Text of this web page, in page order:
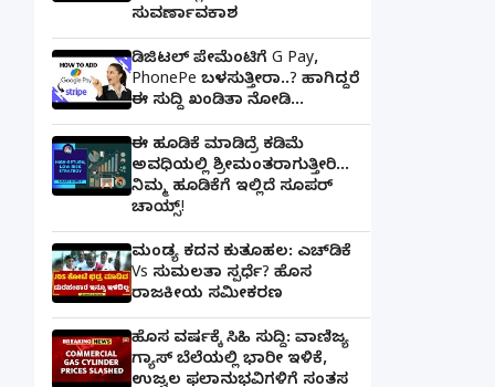
ಸುವರ್ಣಾವಕಾಶ
ಡಿಜಿಟಲ್ ಪೇಮೆಂಟಿಗೆ G Pay,
PhonePe ಬಳಸುತ್ತೀರಾ..? ಹಾಗಿದ್ದರೆ
ಈ ಸುದ್ದಿ ಖಂಡಿತಾ ನೋಡಿ...
ಈ ಹೂಡಿಕೆ ಮಾಡಿದ್ರೆ ಕಡಿಮೆ
ಅವಧಿಯಲ್ಲಿ ಶ್ರೀಮಂತರಾಗುತ್ತೀರಿ...
ನಿಮ್ಮ ಹೂಡಿಕೆಗೆ ಇಲ್ಲಿದೆ ಸೂಪರ್
ಚಾಯ್ಸ್‌!
ಮಂಡ್ಯ ಕದನ ಕುತೂಹಲ: ಎಚ್‌ಡಿಕೆ
Vs ಸುಮಲತಾ ಸ್ಪರ್ಧೆ? ಹೊಸ
ರಾಜಕೀಯ ಸಮೀಕರಣ
ಹೊಸ ವರ್ಷಕ್ಕೆ ಸಿಹಿ ಸುದ್ದಿ: ವಾಣಿಜ್ಯ
ಗ್ಯಾಸ್‌ ಬೆಲೆಯಲ್ಲಿ ಭಾರೀ ಇಳಿಕೆ,
ಉಜ್ವಲ ಫಲಾನುಭವಿಗಳಿಗೆ ಸಂತಸ